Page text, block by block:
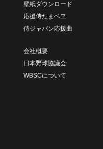
壁紙ダウンロード
応援侍たまベヱ
侍ジャパン応援曲
会社概要
日本野球協議会
WBSCについて